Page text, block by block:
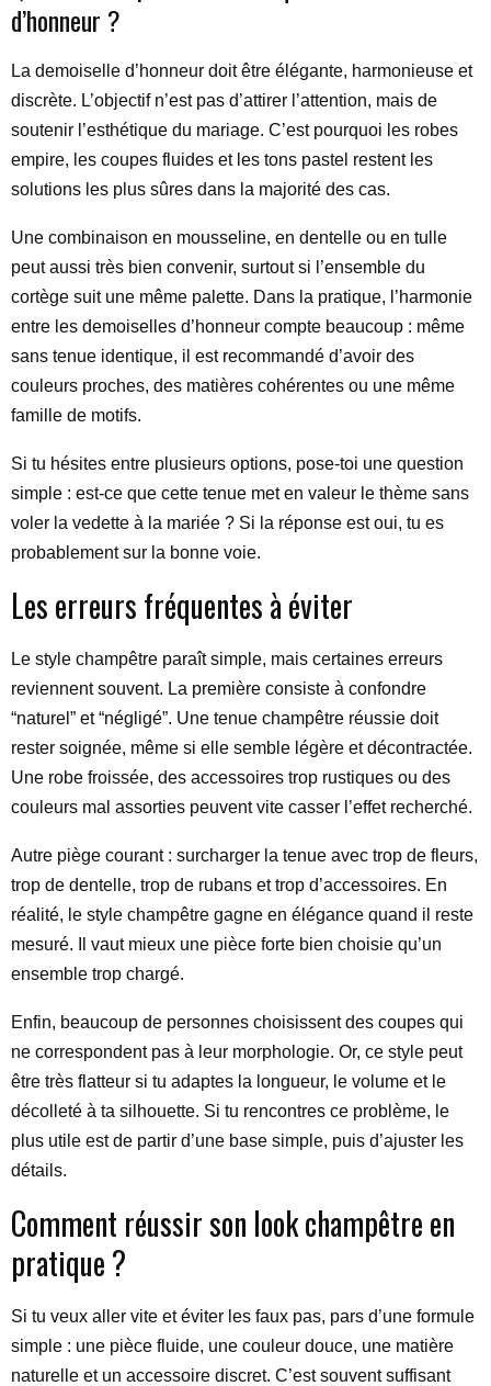
d’honneur ?
La demoiselle d’honneur doit être élégante, harmonieuse et
discrète. L’objectif n’est pas d’attirer l’attention, mais de
soutenir l’esthétique du mariage. C’est pourquoi les robes
empire, les coupes fluides et les tons pastel restent les
solutions les plus sûres dans la majorité des cas.
Une combinaison en mousseline, en dentelle ou en tulle
peut aussi très bien convenir, surtout si l’ensemble du
cortège suit une même palette. Dans la pratique, l’harmonie
entre les demoiselles d’honneur compte beaucoup : même
sans tenue identique, il est recommandé d’avoir des
couleurs proches, des matières cohérentes ou une même
famille de motifs.
Si tu hésites entre plusieurs options, pose-toi une question
simple : est-ce que cette tenue met en valeur le thème sans
voler la vedette à la mariée ? Si la réponse est oui, tu es
probablement sur la bonne voie.
Les erreurs fréquentes à éviter
Le style champêtre paraît simple, mais certaines erreurs
reviennent souvent. La première consiste à confondre
“naturel” et “négligé”. Une tenue champêtre réussie doit
rester soignée, même si elle semble légère et décontractée.
Une robe froissée, des accessoires trop rustiques ou des
couleurs mal assorties peuvent vite casser l’effet recherché.
Autre piège courant : surcharger la tenue avec trop de fleurs,
trop de dentelle, trop de rubans et trop d’accessoires. En
réalité, le style champêtre gagne en élégance quand il reste
mesuré. Il vaut mieux une pièce forte bien choisie qu’un
ensemble trop chargé.
Enfin, beaucoup de personnes choisissent des coupes qui
ne correspondent pas à leur morphologie. Or, ce style peut
être très flatteur si tu adaptes la longueur, le volume et le
décolleté à ta silhouette. Si tu rencontres ce problème, le
plus utile est de partir d’une base simple, puis d’ajuster les
détails.
Comment réussir son look champêtre en
pratique ?
Si tu veux aller vite et éviter les faux pas, pars d’une formule
simple : une pièce fluide, une couleur douce, une matière
naturelle et un accessoire discret. C’est souvent suffisant